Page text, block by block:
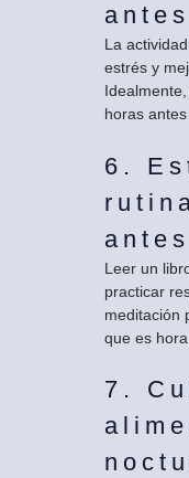
La
estrés y
horas
6.
Leer un
practicar
meditación
que es
7.